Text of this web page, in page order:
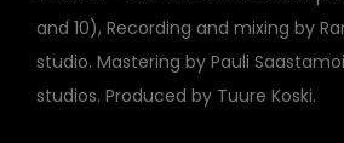
and 10), Recording and mixing by
studio. Mastering by Pauli
studios. Produced by Tuure Koski.